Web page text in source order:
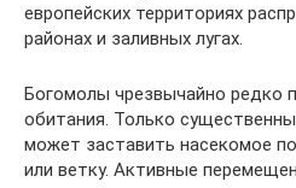
европейских территориях
районах и заливных лугах.
Богомолы чрезвычайно редко
обитания. Только
может заставить насекомое
или ветку. Активные